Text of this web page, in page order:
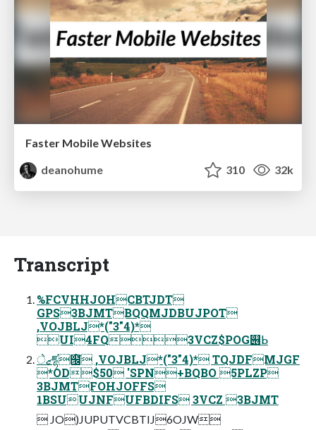
Faster Mobile Websites
deanohume
310 32k
Transcript
%FCVHHJOHCBTJDT
GPS3BJMTBQQMJDBUJPOT
,VOJBLJ*("3"4)*
UI4FQ3VCZ$POG୆ᖯ
ޒेཛྷ๜໌ ,VOJBLJ*("3"4)* TQJDFMJGF
*OD$50 'SPN+BQBO 5PLZP
3BJMTFOHJOFFS
1BSUUJNFUFBDIFS 3VCZ 3BJMT
 JO)JUPUTVCBTIJ6OJW